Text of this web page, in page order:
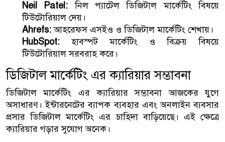
Neil Patel: নিল প্যাটেল ডিজিটাল মার্কেটিং বিষয়ে
টিউটোরিয়াল দেয়।
Ahrefs:আহরেফস এসইও ও ডিজিটাল মার্কেটিং শেখায়।
HubSpot: হাবস্পট মার্কেটিং ও বিক্রয় বিষয়ে
টিউটোরিয়াল সরবরাহ করে।
ডিজিটাল মার্কেটিং এর ক্যারিয়ার সম্ভাবনা
ডিজিটাল মার্কেটিং এর ক্যারিয়ার সম্ভাবনা আজকের যুগে
অসাধারণ। ইন্টারনেটের ব্যাপক ব্যবহার এবং অনলাইন ব্যবসার
প্রসার ডিজিটাল মার্কেটিং এর চাহিদা বাড়িয়েছে। এই ক্ষেত্রে
ক্যারিয়ার গড়ার সুযোগ অনেক।